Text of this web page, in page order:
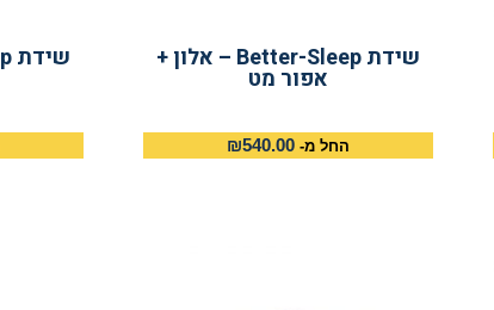
שידת Better-Sleep – אלון +
אפור מט
החל מ- ₪540.00